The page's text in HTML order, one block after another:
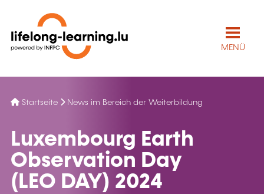
MENÜ
Startseite News im Bereich der Weiterbildung
Luxembourg Earth
Observation Day
(LEO DAY) 2024